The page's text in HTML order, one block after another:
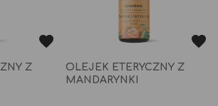
Z
OLEJEK ETERYCZNY Z
MANDARYNKI